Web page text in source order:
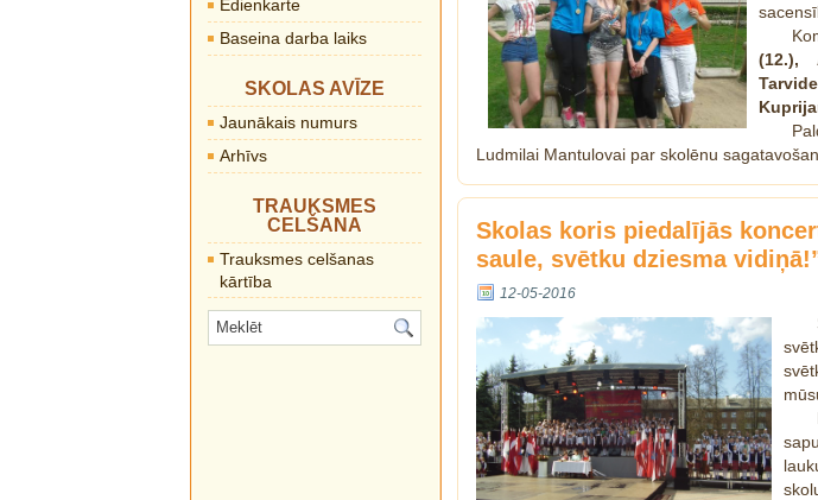
Ēdienkarte
Baseina darba laiks
SKOLAS AVĪZE
Jaunākais numurs
Arhīvs
TRAUKSMES
CELŠANA
Trauksmes celšanas
kārtība
(12.),
Ludmilai Mantulovai par skolēnu
Skolas koris piedalījās
saule, svētku dziesma
12-05-2016